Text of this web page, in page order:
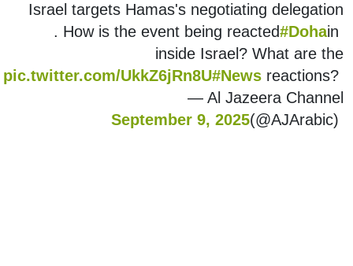
Israel targets Hamas's negotiating delegation
in
#Doha
. How is the event being reacted
inside Israel? What are the
reactions?
#News
pic.twitter.com/UkkZ6jRn8U
— Al Jazeera Channel
(@AJArabic)
September 9, 2025